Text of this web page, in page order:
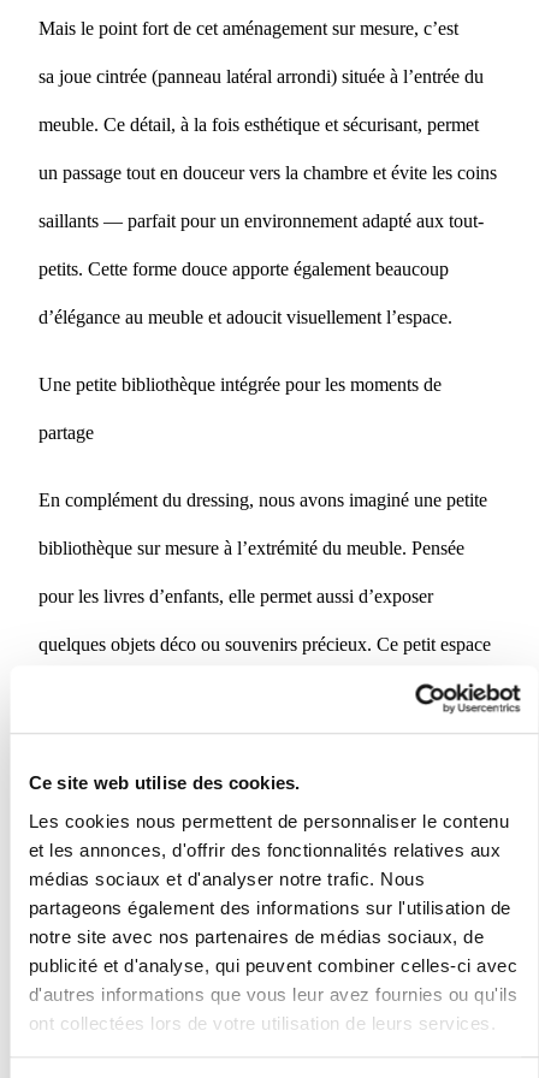
Ce site web utilise des cookies.
Les cookies nous permettent de personnaliser le contenu
et les annonces, d'offrir des fonctionnalités relatives aux
médias sociaux et d'analyser notre trafic. Nous
partageons également des informations sur l'utilisation de
notre site avec nos partenaires de médias sociaux, de
publicité et d'analyse, qui peuvent combiner celles-ci avec
d'autres informations que vous leur avez fournies ou qu'ils
ont collectées lors de votre utilisation de leurs services.
Mais le point fort de cet aménagement sur mesure, c’est
sa joue cintrée (panneau latéral arrondi) située à l’entrée du
meuble. Ce détail, à la fois esthétique et sécurisant, permet
un passage tout en douceur vers la chambre et évite les coins
saillants — parfait pour un environnement adapté aux tout-
petits. Cette forme douce apporte également beaucoup
d’élégance au meuble et adoucit visuellement l’espace.
Une petite bibliothèque intégrée pour les moments de
partage
En complément du dressing, nous avons imaginé une petite
bibliothèque sur mesure à l’extrémité du meuble. Pensée
pour les livres d’enfants, elle permet aussi d’exposer
quelques objets déco ou souvenirs précieux. Ce petit espace
dédié à la lecture et à la décoration apporte une véritable
touche chaleureuse et familiale à la chambre.
matériaux
Le choix des couleurs et des matières est central dans ce
projet. Le dressing a été réalisé dans des teintes cachemire
(beige), noyer doré et terracotta, pour créer un combo doux,